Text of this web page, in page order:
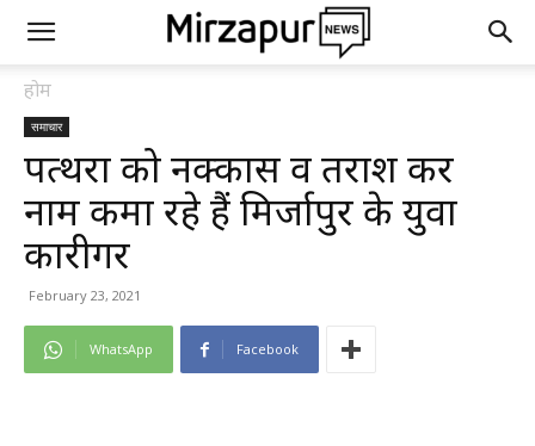
होम
समाचार
पत्थरों को नक्कास व तराश कर
नाम कमा रहे हैं मिर्जापुर के युवा
कारीगर
February 23, 2021
WhatsApp Facebook